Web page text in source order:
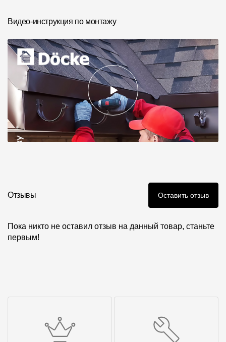
Видео-инструкция по монтажу
Отзывы Оставить отзыв
Пока никто не оставил отзыв на данный товар, станьте
первым!